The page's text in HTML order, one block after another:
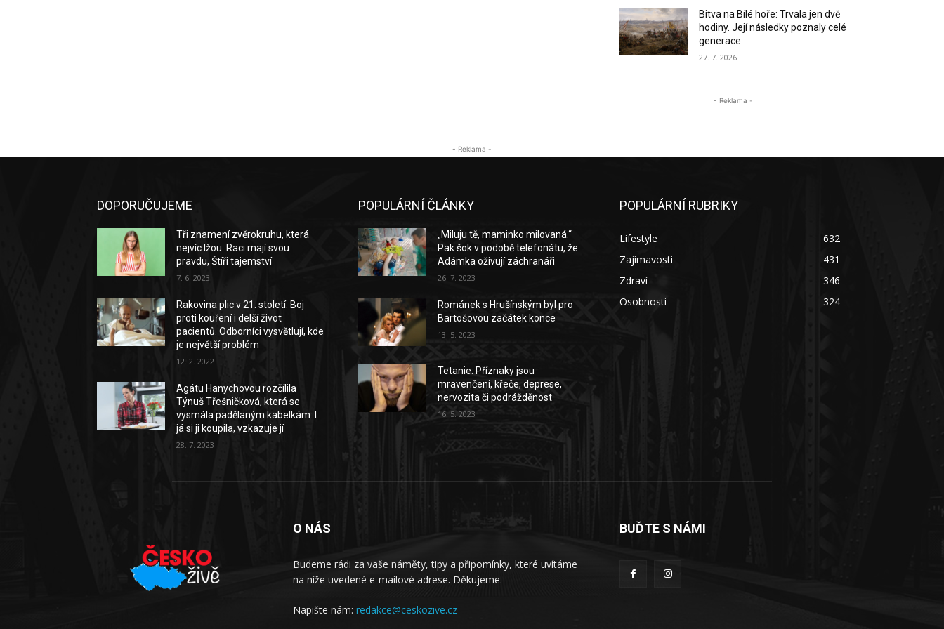
Bitva na Bílé hoře: Trvala jen dvě
hodiny. Její následky poznaly celé
generace
27. 7. 2026
- Reklama -
- Reklama -
DOPORUČUJEME
Tři znamení zvěrokruhu, která
nejvíc lžou: Raci mají svou
pravdu, Štíři tajemství
7. 6. 2023
Rakovina plic v 21. století: Boj
proti kouření i delší život
pacientů. Odborníci vysvětlují, kde
je největší problém
12. 2. 2022
Agátu Hanychovou rozčílila
Týnuš Třešničková, která se
vysmála padělaným kabelkám: I
já si ji koupila, vzkazuje jí
28. 7. 2023
POPULÁRNÍ ČLÁNKY
„Miluju tě, maminko milovaná.“
Pak šok v podobě telefonátu, že
Adámka oživují záchranáři
26. 7. 2023
Románek s Hrušínským byl pro
Bartošovou začátek konce
13. 5. 2023
Tetanie: Příznaky jsou
mravenčení, křeče, deprese,
nervozita či podrážděnost
16. 5. 2023
POPULÁRNÍ RUBRIKY
Lifestyle
632
Zajímavosti
431
Zdraví
346
Osobnosti
324
O NÁS
Budeme rádi za vaše náměty, tipy a připomínky, které uvítáme
na níže uvedené e-mailové adrese. Děkujeme.
Napište nám: redakce@ceskozive.cz
BUĎTE S NÁMI